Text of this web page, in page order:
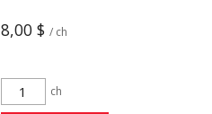
8,00 $ / ch
ch